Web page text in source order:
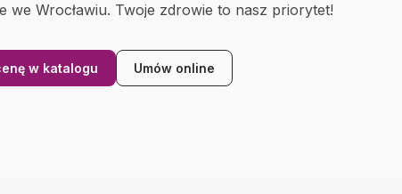
we Wrocławiu. Twoje zdrowie to nasz priorytet!
w katalogu Umów online